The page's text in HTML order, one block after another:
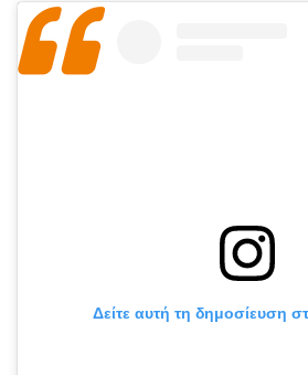
Δείτε αυτή τη δημοσίευση